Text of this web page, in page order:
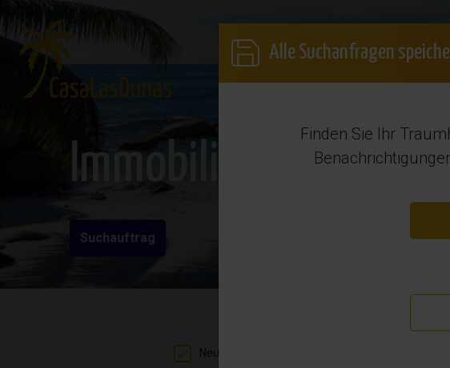
Anmelden
Kaufen Möchten
Immobilienkauf in
Suchauftrag
Neubau
Alle Suchanfragen
Finden Sie Ihr